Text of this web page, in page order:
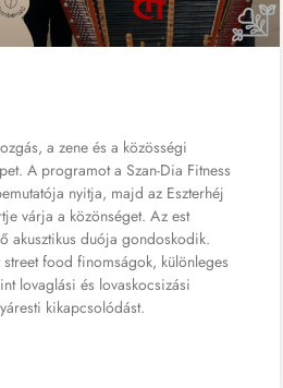
a zene és a közösségi
A programot a Szan-Dia Fitness
nyitja, majd az Eszterhéj
várja a közönséget. Az est
akusztikus duója gondoskodik.
food finomságok, különleges
lovaglási és lovaskocsizási
kikapcsolódást.